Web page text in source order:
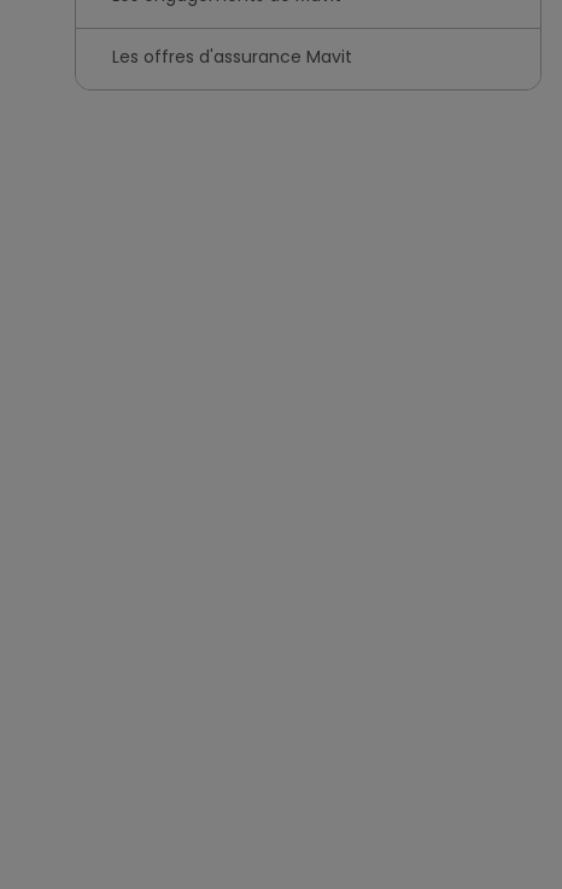
Les offres d'assurance Mavit